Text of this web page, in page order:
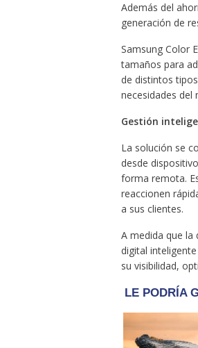
Además del
generación de
Samsung Color
tamaños para
de distintos
necesidades del
Gestión
La solución se
desde
forma remota.
reaccionen
a sus clientes.
A medida que
digital
su visibilidad,